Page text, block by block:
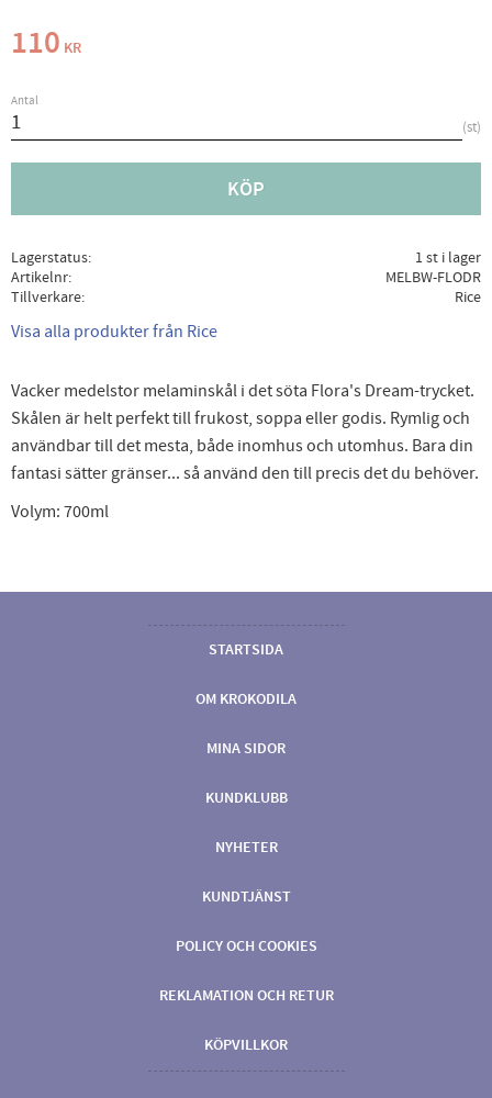
110 KR
Antal
st
KÖP
Lagerstatus
1 st i lager
Artikelnr
MELBW-FLODR
Tillverkare
Rice
Visa alla produkter från Rice
Vacker medelstor melaminskål i det söta Flora's Dream-trycket.
Skålen är helt perfekt till frukost, soppa eller godis. Rymlig och
användbar till det mesta, både inomhus och utomhus. Bara din
fantasi sätter gränser... så använd den till precis det du behöver.
Volym: 700ml
STARTSIDA
OM KROKODILA
MINA SIDOR
KUNDKLUBB
NYHETER
KUNDTJÄNST
POLICY OCH COOKIES
REKLAMATION OCH RETUR
KÖPVILLKOR